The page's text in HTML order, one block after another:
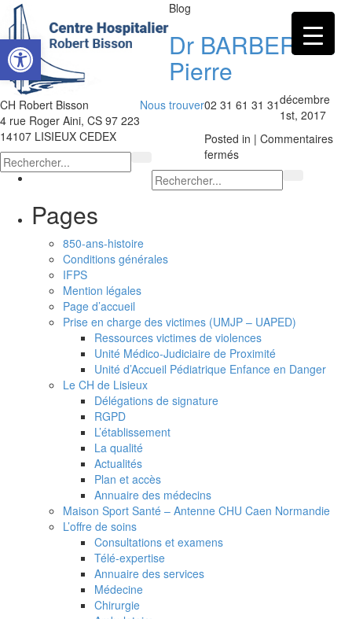
Ouvrir la barre d’outils
CH Robert Bisson
4 rue Roger Aini, CS 97 223
14107 LISIEUX CEDEX
Nous trouver02 31 61 31 31
Blog
Dr BARBERY
Pierre
décembre
1st, 2017
Posted in | Commentaires
ferméssur
Dr
Pages
850-ans-histoire
Conditions générales
IFPS
Mention légales
Page d’accueil
Prise en charge des victimes (UMJP – UAPED)
Ressources victimes de violences
Unité Médico-Judiciaire de Proximité
Unité d’Accueil Pédiatrique Enfance en Danger
Le CH de Lisieux
Délégations de signature
RGPD
L’établissement
La qualité
Actualités
Plan et accès
Annuaire des médecins
Maison Sport Santé – Antenne CHU Caen Normandie
L’offre de soins
Consultations et examens
Télé-expertise
Annuaire des services
Médecine
Chirurgie